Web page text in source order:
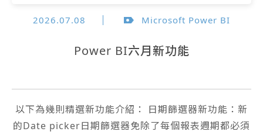
2026.07.08 Microsoft Power BI
Power BI六月新功能
以下為幾則精選新功能介紹： 日期篩選器新功能：新
的Date picker日期篩選器免除了每個報表週期都必須